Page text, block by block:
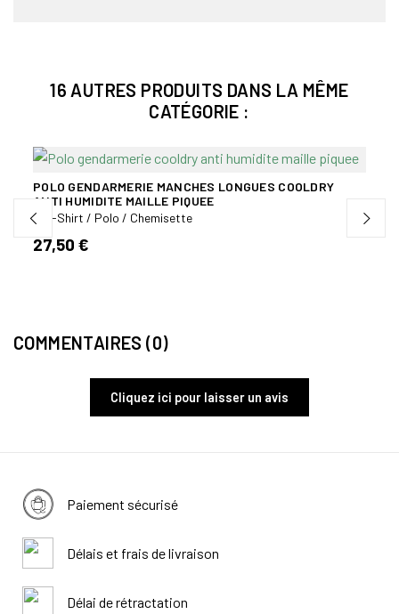
16 AUTRES PRODUITS DANS LA MÊME
CATÉGORIE :
POLO GENDARMERIE MANCHES LONGUES COOLDRY
ANTI HUMIDITE MAILLE PIQUEE
Tee-Shirt / Polo / Chemisette
27,50 €
Tee-
COMMENTAIRES (0)
Cliquez ici pour laisser un avis
Paiement sécurisé
Délais et frais de livraison
Délai de rétractation